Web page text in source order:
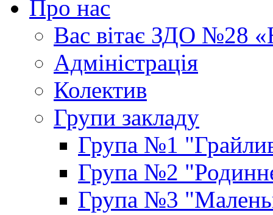
Про нас
Вас вітає ЗДО №28
Адміністрація
Колектив
Групи закладу
Група №1
Група №2
Група №3